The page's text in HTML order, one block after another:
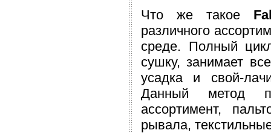
Что же такое
различного
среде. Полный
сушку, занимает
усадка и свой-
Данный метод
ассортимент,
рывала,